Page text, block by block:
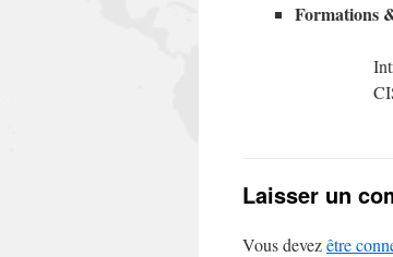
Formations
Laisser un
Vous devezêtre